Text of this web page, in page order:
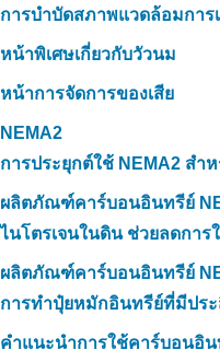
การบำบัดสภาพแวดล้อมการ
หน้าพิเศษเกี่ยวกับวัวนม
หน้าการจัดการของเสีย
NEMA2
การประยุกต์ใช้ NEMA2 ส
ผลิตภัณฑ์คาร์บอนอินทรีย์
ไนโตรเจนในดิน ช่วยลดกา
ผลิตภัณฑ์คาร์บอนอินทรีย์
การทำปุ๋ยหมักอินทรีย์ที่มีปร
คำแนะนำการใช้คาร์บอนอิ